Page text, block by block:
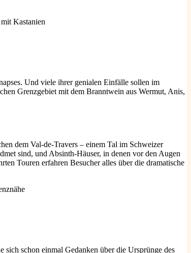
Und viele ihrer genialen Einfälle sollen im
Grenzgebiet mit dem Branntwein aus Wermut, Anis,
dem Val-de-Travers – einem Tal im Schweizer
sind, und Absinth-Häuser, in denen vor den Augen
Touren erfahren Besucher alles über die dramatische
schon einmal Gedanken über die Ursprünge des